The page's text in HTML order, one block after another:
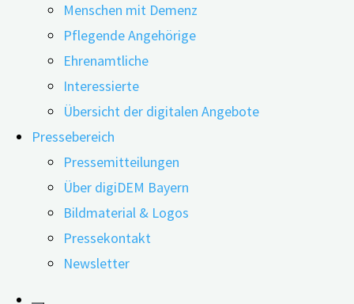
Menschen mit Demenz
Pflegende Angehörige
Ehrenamtliche
Interessierte
Übersicht der digitalen Angebote
Pressebereich
Pressemitteilungen
Über digiDEM Bayern
Bildmaterial & Logos
Pressekontakt
Newsletter
Hilfe von Bildern, Videos und Gegenständen persönliche
Erinnerungen wachgerufen werden. Somit kann die
geistige Aktivität gefördert und das Wohlbefinden von
Menschen mit Gedächtnisbeeinträchtigungen gesteigert
werden. Solche Ansätze werden typischerweise im
professionellen Setting von Pflege und Therapie
genutzt. In diesem Rahmen wird auch von Erinnerungs-
oder Reminiszenztherapie gesprochen. In der S3-
Leitlinie für Demenzen wird die Reminiszenztherapie
bereits zur Behandlung depressiver Symptome und zur
kognitiven Stimulation bei Menschen mit Demenz
empfohlen. Doch wie kann dieser therapeutische Ansatz